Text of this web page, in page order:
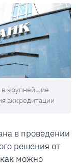
в крупнейшие
аккредитации
в проведении
решения от
можно